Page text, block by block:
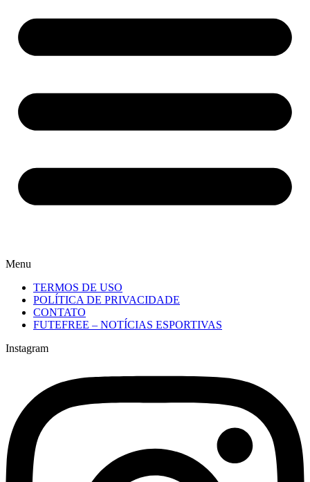
Menu
TERMOS DE USO
POLÍTICA DE PRIVACIDADE
CONTATO
FUTEFREE – NOTÍCIAS ESPORTIVAS
Instagram